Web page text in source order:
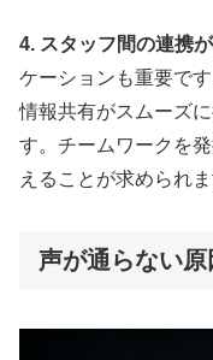
4. スタッフ間の連携
ケーションも重要で
情報共有がスムーズ
す。チームワークを
えることが求められま
声が通らない原